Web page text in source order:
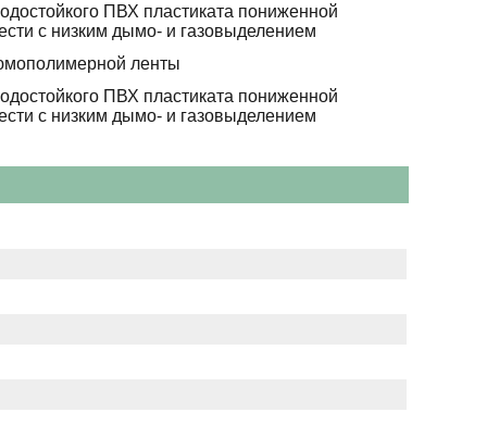
ПВХ пластиката пониженной
с низким дымо- и газовыделением
ленты
ПВХ пластиката пониженной
с низким дымо- и газовыделением